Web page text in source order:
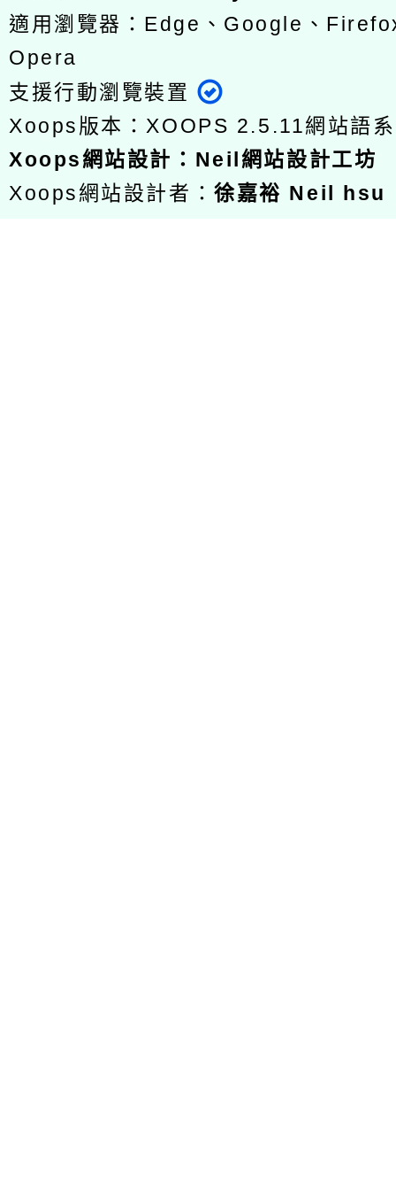
適用瀏覽器：Edge、Google、
Opera
支援行動瀏覽裝置
Xoops版本： XOOPS 2.5.11網站語
Xoops網站設計 ： Neil網站設計工坊
Xoops網站設計者：徐嘉裕 Neil hsu